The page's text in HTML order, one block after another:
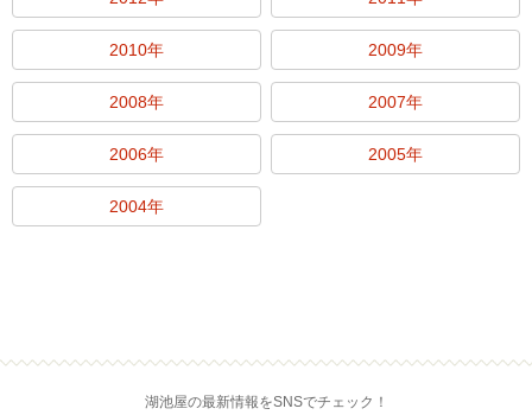
2010年 2009年
2008年 2007年
2006年 2005年
2004年
湖池屋の最新情報をSNSでチェック！